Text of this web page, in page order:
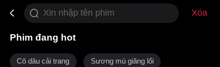
Xóa
Phim đang hot
Cô dâu cải trang Sương mù giăng lối